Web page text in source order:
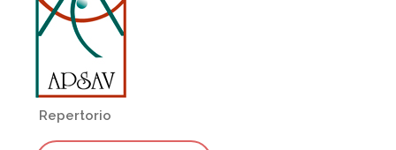
Repertorio